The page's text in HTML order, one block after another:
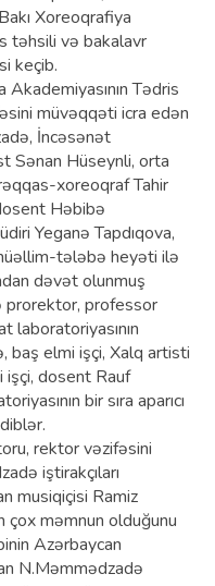
Xoreoqrafiya
təhsili və bakalavr
keçib.
Tədris
müvəqqəti icra edən
İncəsənət
Sənan Hüseynli, orta
xoreoqraf Tahir
Həbibə
Yeganə Tapdıqova,
tələbə heyəti ilə
dəvət olunmuş
prorektor, professor
laboratoriyasının
baş elmi işçi, Xalq artisti
işçi, dosent Rauf
bir sıra aparıcı
rektor vəzifəsini
iştirakçıları
musiqiçisi Ramiz
məmnun olduğunu
Azərbaycan
N.Məmmədzadə